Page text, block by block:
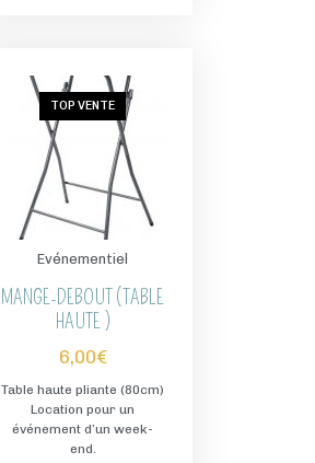
TOP VENTE
Evénementiel
MANGE-DEBOUT (TABLE
HAUTE )
6,00€
Table haute pliante (80cm)
Location pour un
événement d’un week-
end.